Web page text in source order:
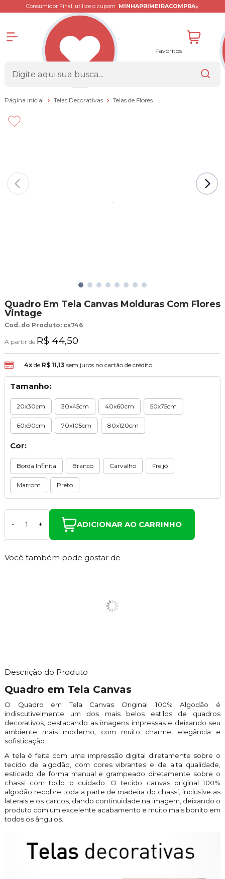
Consumidor Final, utilize o cupom MINHAPRIMEIRACOMPRAx
Favoritos
Página Inicial Telas Decorativas Telas de Flores
Quadro Em Tela Canvas Molduras Com Flores
Vintage
Cod. do Produto: cs746
A partir de R$ 44,50
4xde R$ 11,13 sem juros no cartão de crédito
Tamanho:
20x30cm 30x45cm 40x60cm 50x75cm
60x90cm 70x105cm 80x120cm
Cor:
Borda Infinita Branco Carvalho Freijó
Marrom Preto
- + ADICIONAR AO CARRINHO
Você também pode gostar de
Descrição do Produto
Quadro em Tela Canvas
O Quadro em Tela Canvas Original 100% Algodão é
indiscutivelmente um dos mais belos estilos de quadros
decorativos, destacando as imagens impressas e deixando seu
ambiente mais moderno, com muito charme, elegância e
sofisticação.
A tela é feita com uma impressão digital diretamente sobre o
tecido de algodão, com cores vibrantes e de alta qualidade,
esticado de forma manual e grampeado diretamente sobre o
chassi com todo o cuidado. O tecido canvas original 100%
algodão recobre toda a parte de madeira do chassi, inclusive as
laterais e os cantos, dando continuidade na imagem, deixando o
produto com um excelente acabamento e muito mais bonito em
todos os ângulos.